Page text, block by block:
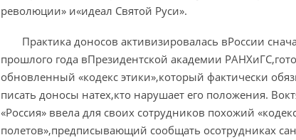
революции» и«идеал Святой Руси».
Практика доносов активизировалась вРоссии
прошлого года вПрезидентской академии
обновленный «кодекс этики»,который фактически
писать доносы натех,кто нарушает его положения.
«Россия» ввела для своих сотрудников похожий
полетов»,предписывающий сообщать осотрудниках